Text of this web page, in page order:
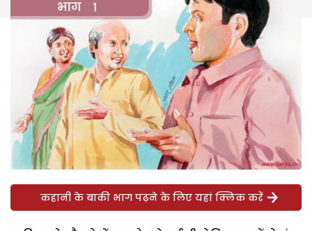
कहानी के बाकी भाग पढ़ने के लिए यहां क्लिक करें